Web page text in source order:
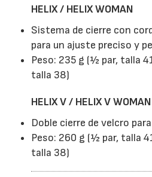
HELIX / HELIX WOMAN
Sistema de cierre con
para un ajuste preciso y
Peso: 235 g (½ par, talla
talla 38)
HELIX V / HELIX V WOMAN
Doble cierre de velcro
Peso: 260 g (½ par, talla
talla 38)